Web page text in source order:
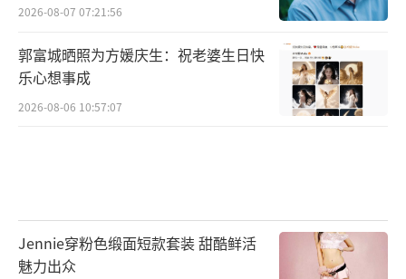
2026-08-07 07:21:56
郭富城晒照为方媛庆生：祝老婆生日快
乐心想事成
2026-08-06 10:57:07
Jennie穿粉色缎面短款套装 甜酷鲜活
魅力出众